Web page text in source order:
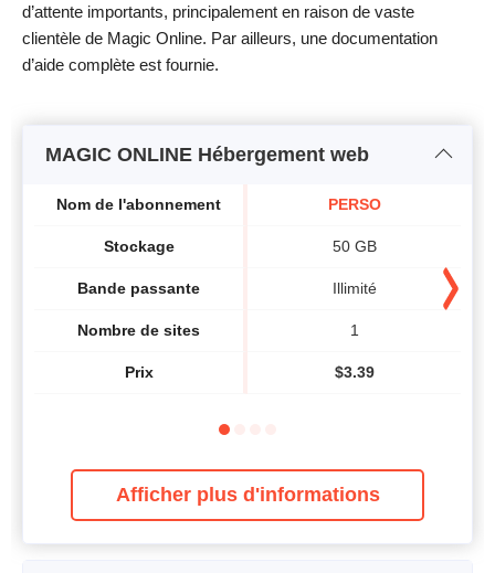
d’attente importants, principalement en raison de vaste
clientèle de Magic Online. Par ailleurs, une documentation
d’aide complète est fournie.
MAGIC ONLINE Hébergement web
Nom de l'abonnement
Stockage
Bande passante
Nombre de sites
Prix
PERSO
50 GB
Illimité
1
$3.39
Afficher plus d'informations